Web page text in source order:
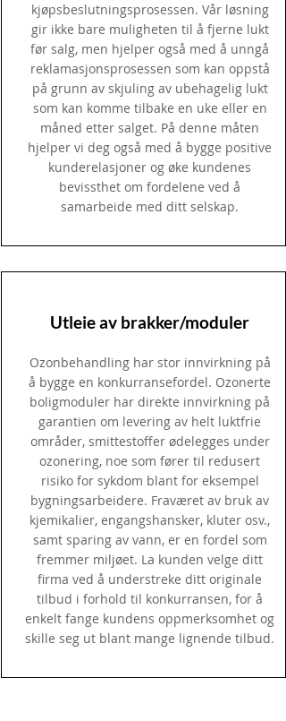
kjøpsbeslutningsprosessen. Vår løsning
gir ikke bare muligheten til å fjerne lukt
før salg, men hjelper også med å unngå
reklamasjonsprosessen som kan oppstå
på grunn av skjuling av ubehagelig lukt
som kan komme tilbake en uke eller en
måned etter salget. På denne måten
hjelper vi deg også med å bygge positive
kunderelasjoner og øke kundenes
bevissthet om fordelene ved å
samarbeide med ditt selskap.
Utleie av brakker/moduler
Ozonbehandling har stor innvirkning på
å bygge en konkurransefordel. Ozonerte
boligmoduler har direkte innvirkning på
garantien om levering av helt luktfrie
områder, smittestoffer ødelegges under
ozonering, noe som fører til redusert
risiko for sykdom blant for eksempel
bygningsarbeidere. Fraværet av bruk av
kjemikalier, engangshansker, kluter osv.,
samt sparing av vann, er en fordel som
fremmer miljøet. La kunden velge ditt
firma ved å understreke ditt originale
tilbud i forhold til konkurransen, for å
enkelt fange kundens oppmerksomhet og
skille seg ut blant mange lignende tilbud.